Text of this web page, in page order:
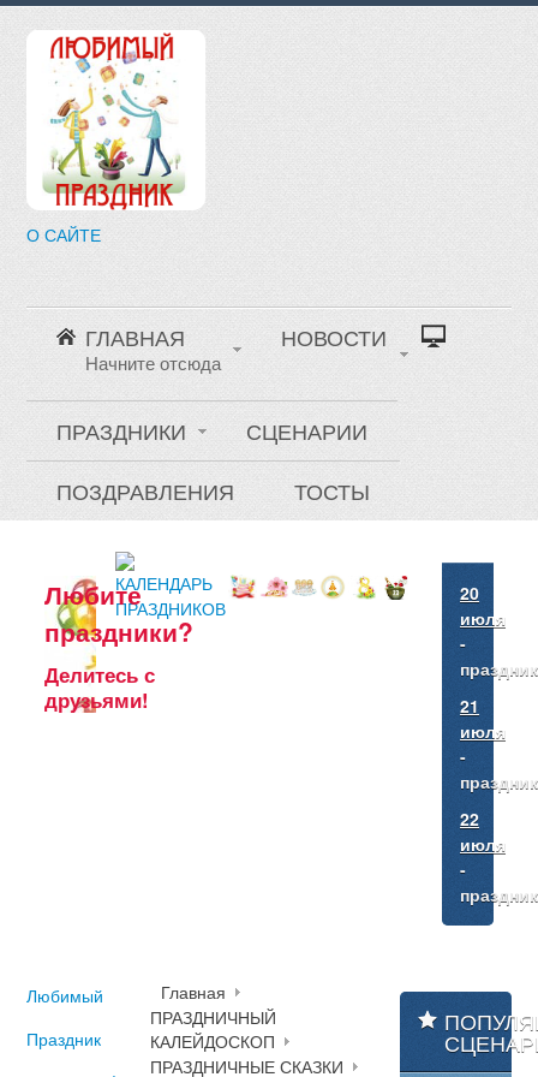
О САЙТЕ
ГЛАВНАЯ
Начните отсюда
НОВОСТИ
ПРАЗДНИКИ
СЦЕНАРИИ
ПОЗДРАВЛЕНИЯ
ТОСТЫ
Любите
праздники?
Делитесь с
друзьями!
20
июля
-
21
июля
-
22
июля
-
Главная
ПРАЗДНИЧНЫЙ
КАЛЕЙДОСКОП
ПРАЗДНИЧНЫЕ СКАЗКИ
Любимый
Праздник